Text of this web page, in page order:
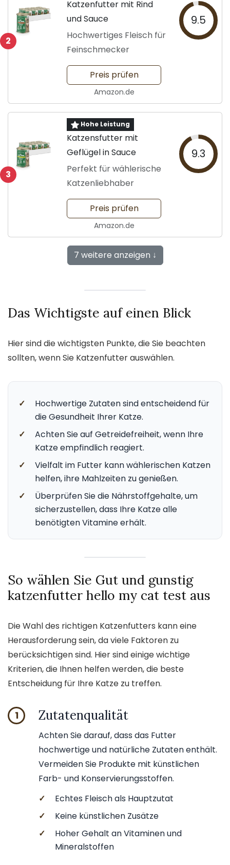
2
Katzenfutter mit Rind
und Sauce
Hochwertiges Fleisch für
Feinschmecker
9.5
Preis prüfen
Amazon.de
3
Hohe Leistung
Katzensfutter mit
Geflügel in Sauce
Perfekt für wählerische
Katzenliebhaber
9.3
Preis prüfen
Amazon.de
7 weitere anzeigen ↓
Das Wichtigste auf einen Blick
Hier sind die wichtigsten Punkte, die Sie beachten
sollten, wenn Sie Katzenfutter auswählen.
✓
Hochwertige Zutaten sind entscheidend für
die Gesundheit Ihrer Katze.
✓
Achten Sie auf Getreidefreiheit, wenn Ihre
Katze empfindlich reagiert.
✓
Vielfalt im Futter kann wählerischen Katzen
helfen, ihre Mahlzeiten zu genießen.
✓
Überprüfen Sie die Nährstoffgehalte, um
sicherzustellen, dass Ihre Katze alle
benötigten Vitamine erhält.
So wählen Sie Gut und gunstig
katzenfutter hello my cat test aus
Die Wahl des richtigen Katzenfutters kann eine
Herausforderung sein, da viele Faktoren zu
berücksichtigen sind. Hier sind einige wichtige
Kriterien, die Ihnen helfen werden, die beste
Entscheidung für Ihre Katze zu treffen.
1 Zutatenqualität
Achten Sie darauf, dass das Futter
hochwertige und natürliche Zutaten enthält.
Vermeiden Sie Produkte mit künstlichen
Farb- und Konservierungsstoffen.
✓
Echtes Fleisch als Hauptzutat
✓
Keine künstlichen Zusätze
✓
Hoher Gehalt an Vitaminen und
Mineralstoffen